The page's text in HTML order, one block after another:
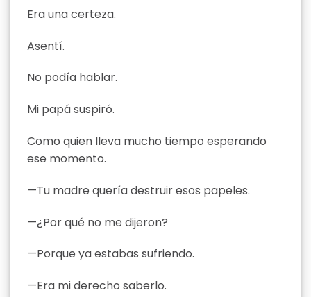
Era una certeza.
Asentí.
No podía hablar.
Mi papá suspiró.
Como quien lleva mucho tiempo esperando
ese momento.
—Tu madre quería destruir esos papeles.
—¿Por qué no me dijeron?
—Porque ya estabas sufriendo.
—Era mi derecho saberlo.